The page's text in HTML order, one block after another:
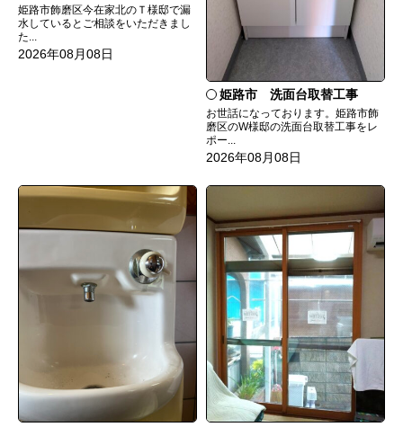
姫路市飾磨区今在家北のＴ様邸で漏
水しているとご相談をいただきまし
た...
2026年08月08日
姫路市 洗面台取替工事
お世話になっております。姫路市飾
磨区のW様邸の洗面台取替工事をレ
ポー...
2026年08月08日